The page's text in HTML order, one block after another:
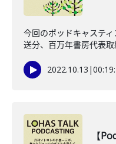
今回のポッドキャステ
送分、百万年書房代表取
2022.10.13 |
【